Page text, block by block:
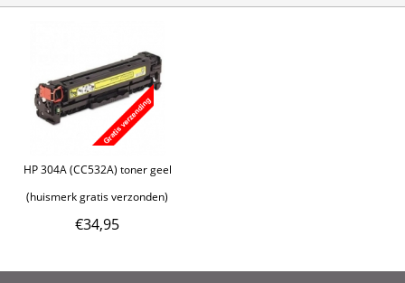
HP 304A (CC532A) toner geel
(huismerk gratis verzonden)
€34,95